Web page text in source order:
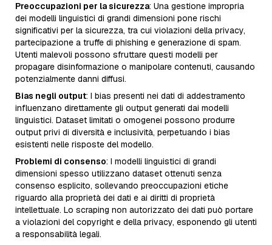
Preoccupazioni per la sicurezza: Una gestione impropria
dei modelli linguistici di grandi dimensioni pone rischi
significativi per la sicurezza, tra cui violazioni della privacy,
partecipazione a truffe di phishing e generazione di spam.
Utenti malevoli possono sfruttare questi modelli per
propagare disinformazione o manipolare contenuti, causando
potenzialmente danni diffusi.
Bias negli output: I bias presenti nei dati di addestramento
influenzano direttamente gli output generati dai modelli
linguistici. Dataset limitati o omogenei possono produrre
output privi di diversità e inclusività, perpetuando i bias
esistenti nelle risposte del modello.
Problemi di consenso: I modelli linguistici di grandi
dimensioni spesso utilizzano dataset ottenuti senza
consenso esplicito, sollevando preoccupazioni etiche
riguardo alla proprietà dei dati e ai diritti di proprietà
intellettuale. Lo scraping non autorizzato dei dati può portare
a violazioni del copyright e della privacy, esponendo gli utenti
a responsabilità legali.